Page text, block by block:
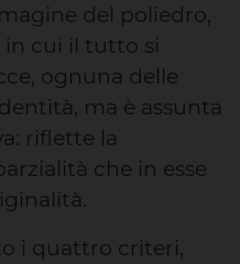
del poliedro,
cui il tutto si
ognuna delle
ma è assunta
riflette la
che in esse
i quattro criteri,